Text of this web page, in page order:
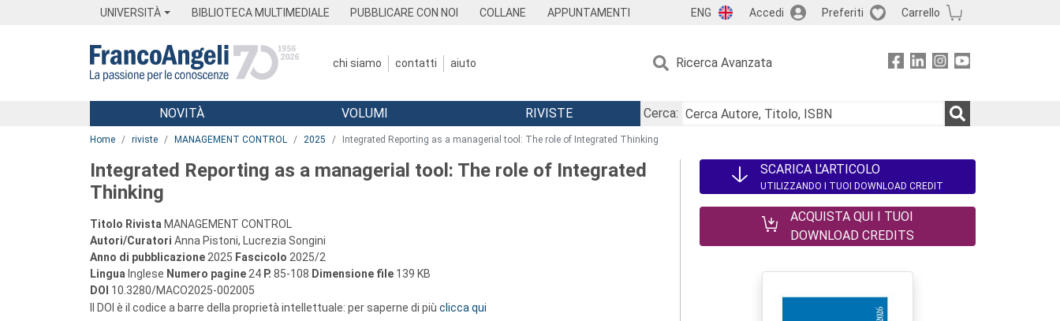
UNIVERSITÀ BIBLIOTECA MULTIMEDIALE PUBBLICARE CON NOI COLLANE APPUNTAMENTI ENG Accedi Preferiti Carrello
chi siamo contatti aiuto Ricerca Avanzata
Menu
NOVITÀ VOLUMI RIVISTE
Cerca:
Home riviste MANAGEMENT CONTROL 2025 Integrated Reporting as a managerial tool: The role of Integrated Thinking
Integrated Reporting as a managerial tool: The role of Integrated
Thinking
Titolo Rivista MANAGEMENT CONTROL
Autori/Curatori Anna Pistoni, Lucrezia Songini
Anno di pubblicazione 2025 Fascicolo 2025/2
Lingua Inglese Numero pagine 24 P. 85-108 Dimensione file 139 KB
DOI 10.3280/MACO2025-002005
Il DOI è il codice a barre della proprietà intellettuale: per saperne di più clicca qui
SCARICA L'ARTICOLO
UTILIZZANDO I TUOI DOWNLOAD CREDIT
ACQUISTA QUI I TUOI
DOWNLOAD CREDITS